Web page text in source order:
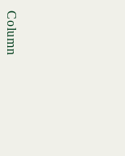
Column